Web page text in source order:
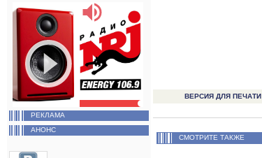
РЕКЛАМА
АНОНС
ВЕРСИЯ ДЛЯ ПЕЧАТИ
СМОТРИТЕ ТАКЖЕ